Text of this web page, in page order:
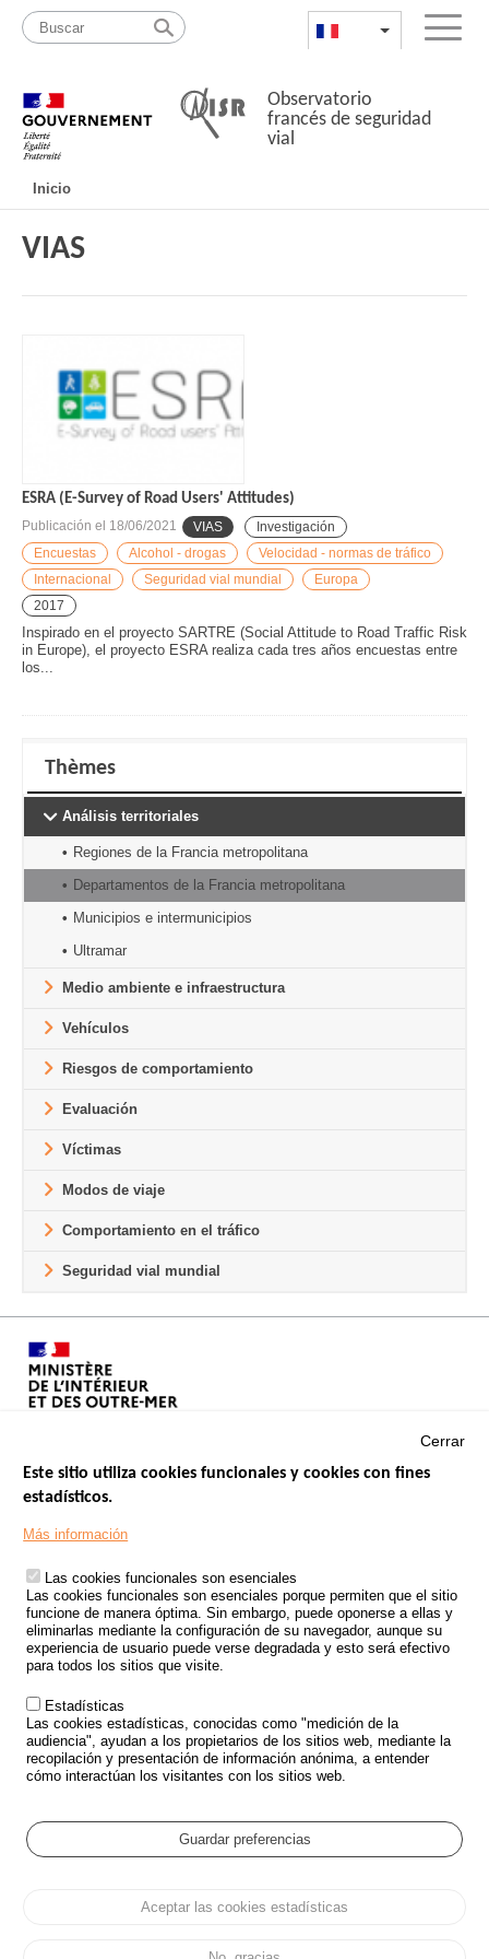
Pasar
contenido
Mapa
web
List additional
Menu
Observatorio
francés de seguridad
vial
principale
Inicio
VIAS
ESRA (E-Survey of Road Users' Attitudes)
Publicación el 18/06/2021 VIAS
Investigación
Encuestas
Alcohol - drogas
Velocidad - normas de tráfico
Internacional
Seguridad vial mundial
Europa
2017
Inspirado en el proyecto SARTRE (Social Attitude to Road Traffic Risk
in Europe), el proyecto ESRA realiza cada tres años encuestas entre
los...
Thèmes
Análisis territoriales
Regiones de la Francia metropolitana
Departamentos de la Francia metropolitana
Municipios e intermunicipios
Ultramar
Medio ambiente e infraestructura
Vehículos
Riesgos de comportamiento
Evaluación
Víctimas
Modos de viaje
Comportamiento en el tráfico
Seguridad vial mundial
Footer
TRATAMIENTO DE DATOS PERSONALES PROCEDENTES DE
ACCIDENTES DE TRÁFICO
ESTUDIOS
CONVOCATORIA DE PROYECTOS DE ESTUDIOS
POLÍTICA DE SEGURIDAD VIAL
Outils
EVENTOS
GLOSARIO
Cookie settings
Protección de datos y CookiesAdministrar las cookies
Cerrar
Este sitio utiliza cookies funcionales y cookies con fines
estadísticos.
Más información
Las cookies funcionales son esenciales
Las cookies funcionales son esenciales porque permiten que el sitio
funcione de manera óptima. Sin embargo, puede oponerse a ellas y
eliminarlas mediante la configuración de su navegador, aunque su
experiencia de usuario puede verse degradada y esto será efectivo
para todos los sitios que visite.
Estadísticas
Las cookies estadísticas, conocidas como "medición de la
audiencia", ayudan a los propietarios de los sitios web, mediante la
recopilación y presentación de información anónima, a entender
cómo interactúan los visitantes con los sitios web.
Guardar preferencias
Aceptar las cookies estadísticas